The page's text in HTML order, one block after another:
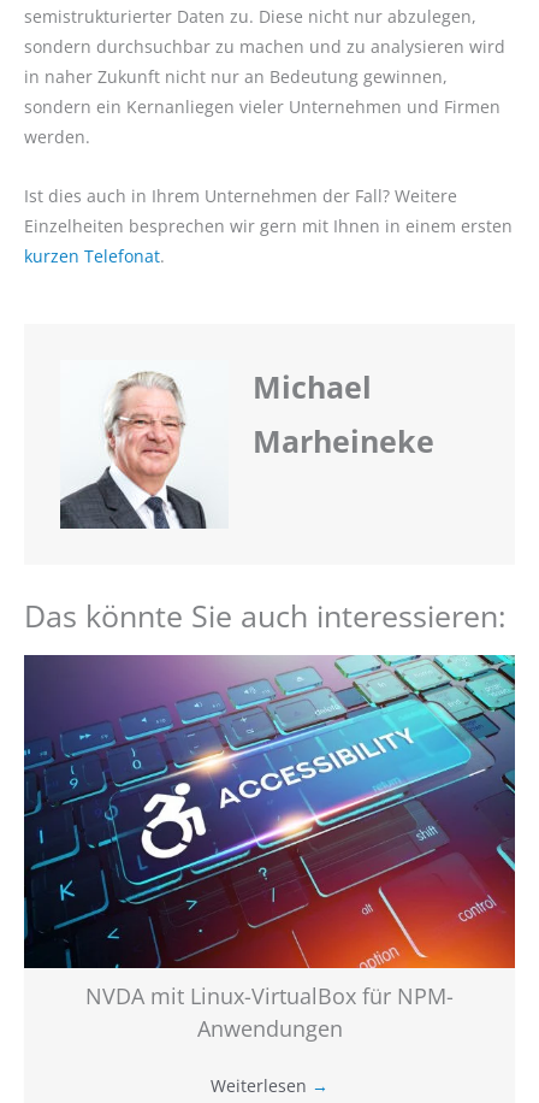
semistrukturierter Daten zu. Diese nicht nur abzulegen,
sondern durchsuchbar zu machen und zu analysieren wird
in naher Zukunft nicht nur an Bedeutung gewinnen,
sondern ein Kernanliegen vieler Unternehmen und Firmen
werden.
Ist dies auch in Ihrem Unternehmen der Fall? Weitere
Einzelheiten besprechen wir gern mit Ihnen in einem ersten
kurzen Telefonat.
Michael
Marheineke
Das könnte Sie auch interessieren:
NVDA mit Linux-VirtualBox für NPM-
Anwendungen
Weiterlesen →